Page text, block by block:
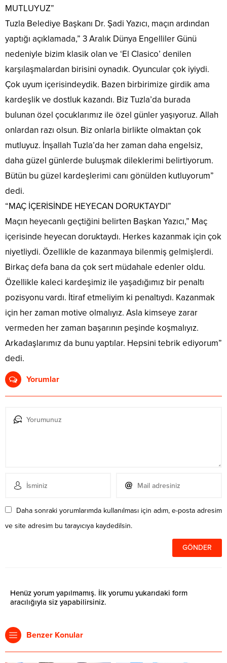
MUTLUYUZ”
Tuzla Belediye Başkanı Dr. Şadi Yazıcı, maçın ardından
yaptığı açıklamada,” 3 Aralık Dünya Engelliler Günü
nedeniyle bizim klasik olan ve ‘El Clasico’ denilen
karşılaşmalardan birisini oynadık. Oyuncular çok iyiydi.
Çok uyum içerisindeydik. Bazen birbirimize girdik ama
kardeşlik ve dostluk kazandı. Biz Tuzla’da burada
bulunan özel çocuklarımız ile özel günler yaşıyoruz. Allah
onlardan razı olsun. Biz onlarla birlikte olmaktan çok
mutluyuz. İnşallah Tuzla’da her zaman daha engelsiz,
daha güzel günlerde buluşmak dileklerimi belirtiyorum.
Bütün bu güzel kardeşlerimi canı gönülden kutluyorum”
dedi.
“MAÇ İÇERİSİNDE HEYECAN DORUKTAYDI”
Maçın heyecanlı geçtiğini belirten Başkan Yazıcı,” Maç
içerisinde heyecan doruktaydı. Herkes kazanmak için çok
niyetliydi. Özellikle de kazanmaya bilenmiş gelmişlerdi.
Birkaç defa bana da çok sert müdahale edenler oldu.
Özellikle kaleci kardeşimiz ile yaşadığımız bir penaltı
pozisyonu vardı. İtiraf etmeliyim ki penaltıydı. Kazanmak
için her zaman motive olmalıyız. Asla kimseye zarar
vermeden her zaman başarının peşinde koşmalıyız.
Arkadaşlarımız da bunu yaptılar. Hepsini tebrik ediyorum”
dedi.
Yorumlar
Daha sonraki yorumlarımda kullanılması için adım, e-posta adresim
ve site adresim bu tarayıcıya kaydedilsin.
Henüz yorum yapılmamış. İlk yorumu yukarıdaki form
aracılığıyla siz yapabilirsiniz.
Benzer Konular